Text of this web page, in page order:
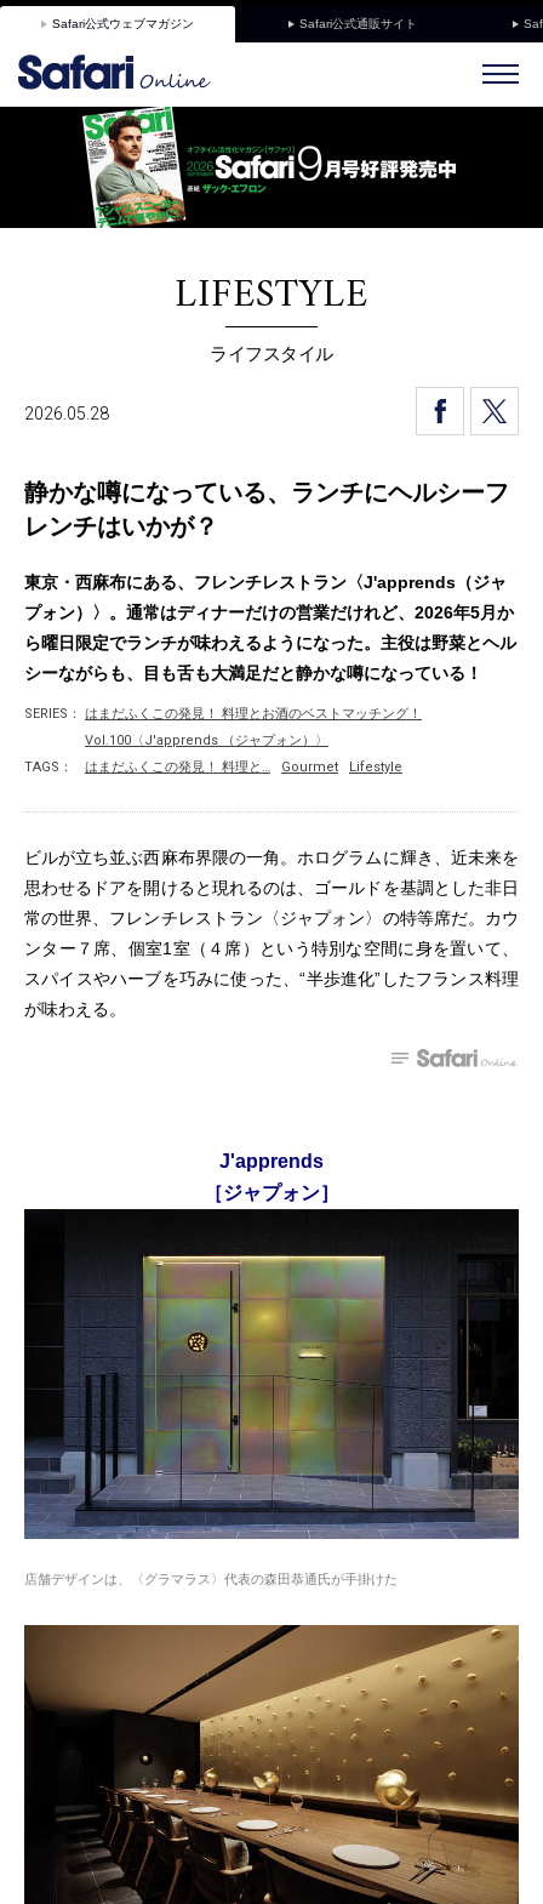
Safari公式ウェブマガジン Safari公式通販サイト
LIFESTYLE
ライフスタイル
2026.05.28
静かな噂になっている、ランチにヘルシーフ
レンチはいかが？
東京・西麻布にある、フレンチレストラン〈J'apprends（ジャ
プォン）〉。通常はディナーだけの営業だけれど、2026年5月か
ら曜日限定でランチが味わえるようになった。主役は野菜とヘル
シーながらも、目も舌も大満足だと静かな噂になっている！
SERIES：
はまだふくこの発見！ 料理とお酒のベストマッチング！
Vol.100〈J'apprends （ジャプォン）〉
TAGS：
はまだふくこの発見！ 料理と… Gourmet Lifestyle
ビルが立ち並ぶ西麻布界隈の一角。ホログラムに輝き、近未来を
思わせるドアを開けると現れるのは、ゴールドを基調とした非日
常の世界、フレンチレストラン〈ジャプォン〉の特等席だ。カウ
ンター７席、個室1室（４席）という特別な空間に身を置いて、
スパイスやハーブを巧みに使った、“半歩進化”したフランス料理
が味わえる。
J'apprends
［ジャプォン］
店舗デザインは、〈グラマラス〉代表の森田恭通氏が手掛けた